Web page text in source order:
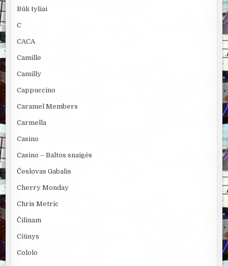
Būk tyliai
C
CACA
Camille
Camilly
Cappuccino
Caramel Members
Carmella
Casino
Casino – Baltos snaigės
Česlovas Gabalis
Cherry Monday
Chris Metric
Čilinam
Ciūnys
Cololo